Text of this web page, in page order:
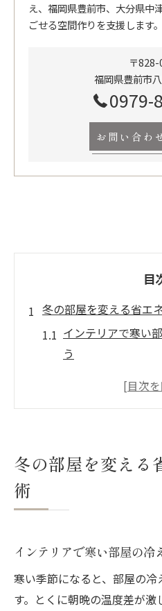
え、福岡県豊前市、大分県中
ごせる空間作りを支援します。
〒828-
福岡県豊前市
0979-
お問い合わ
目
冬の部屋を変える省エ
インテリアで寒い
う
省エネ重視のイン
断熱効果を高める
インテリアの色と
ぬくもり生むラグ活用
インテリアラグで
よう
冬の部屋を変える
術
インテリアで寒い部屋の冷
寒い季節になると、部屋の
す。とくに朝晩の温度差が